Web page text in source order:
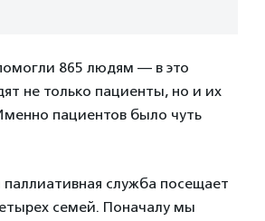
865 людям — в это
не только пациенты, но и их
пациентов было чуть
паллиативная служба посещает
семей. Поначалу мы